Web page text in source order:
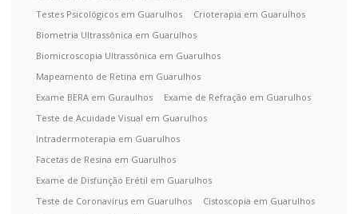
Testes Psicológicos em Guarulhos
Crioterapia em Guarulhos
Biometria Ultrassônica em Guarulhos
Biomicroscopia Ultrassônica em Guarulhos
Mapeamento de Retina em Guarulhos
Exame BERA em Guraulhos
Exame de Refração em Guarulhos
Teste de Acuidade Visual em Guarulhos
Intradermoterapia em Guarulhos
Facetas de Resina em Guarulhos
Exame de Disfunção Erétil em Guarulhos
Teste de Coronavírus em Guarulhos
Cistoscopia em Guarulhos